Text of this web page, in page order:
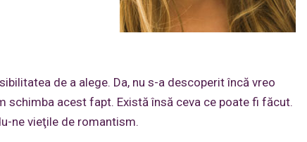
de a alege. Da, nu s-a descoperit încă vreo
schimba acest fapt. Există însă ceva ce poate fi făcut.
ne vieţile de romantism.